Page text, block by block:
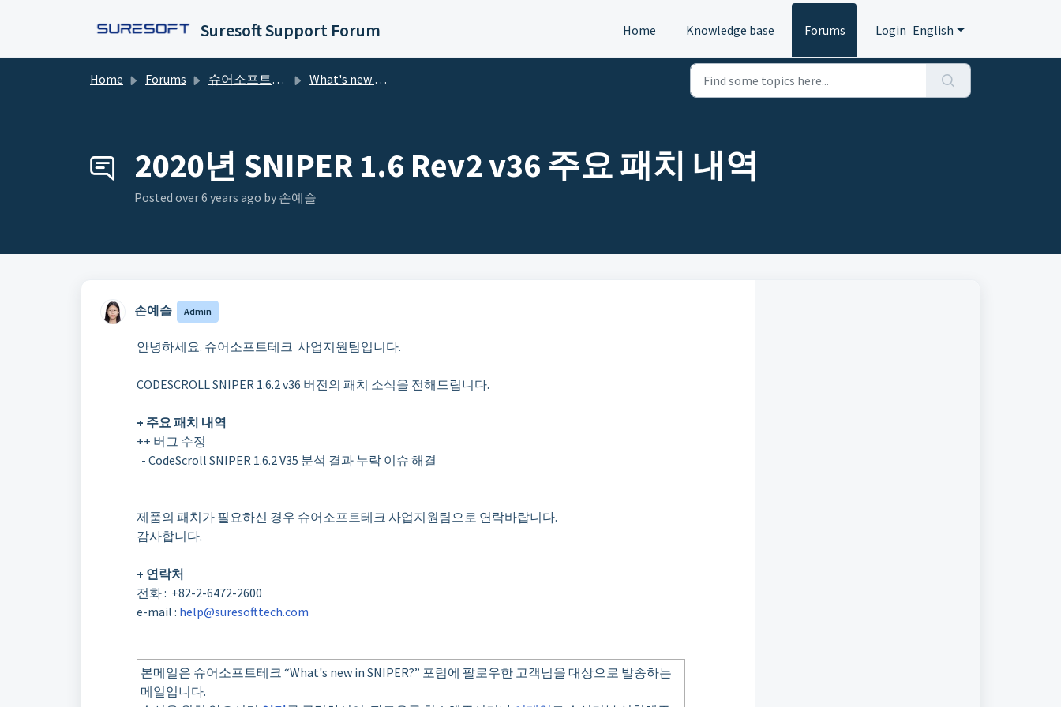
Suresoft Support Forum Home Knowledge base Forums Login English
Home Forums 슈어소프트테크 포럼 What's new in SNIPER?
2020년 SNIPER 1.6 Rev2 v36 주요 패치 내역
Posted over 6 years ago by 손예슬 ㅤ
손예슬 ㅤ Admin
안녕하세요. 슈어소프트테크 사업지원팀입니다.
CODESCROLL SNIPER 1.6.2 v36 버전의 패치 소식을 전해드립니다.
+ 주요 패치 내역
++ 버그 수정
- CodeScroll SNIPER 1.6.2 V35 분석 결과 누락 이슈 해결
제품의 패치가 필요하신 경우 슈어소프트테크 사업지원팀으로 연락바랍니다.
감사합니다.
+ 연락처
전화: +82-2-6472-2600
e-mail : help@suresofttech.com
본메일은 슈어소프트테크 “What's new in SNIPER?” 포럼에 팔로우한 고객님을 대상으로 발송하는
메일입니다.